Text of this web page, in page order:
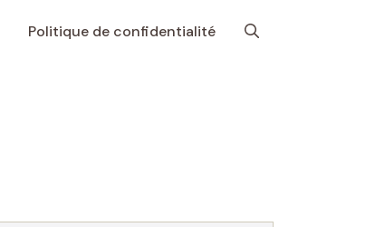
Politique de confidentialité